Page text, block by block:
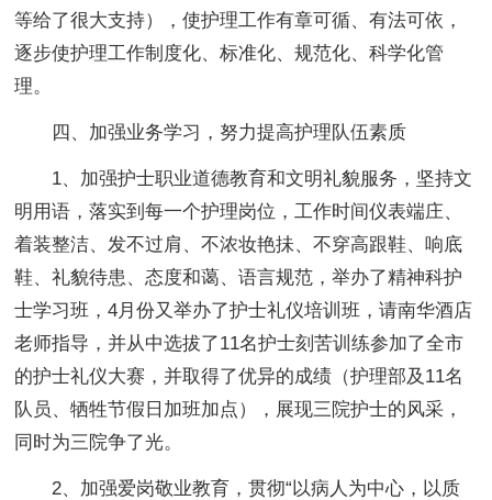
等给了很大支持），使护理工作有章可循、有法可依，
逐步使护理工作制度化、标准化、规范化、科学化管
理。
四、加强业务学习，努力提高护理队伍素质
1、加强护士职业道德教育和文明礼貌服务，坚持文
明用语，落实到每一个护理岗位，工作时间仪表端庄、
着装整洁、发不过肩、不浓妆艳抺、不穿高跟鞋、响底
鞋、礼貌待患、态度和蔼、语言规范，举办了精神科护
士学习班，4月份又举办了护士礼仪培训班，请南华酒店
老师指导，并从中选拔了11名护士刻苦训练参加了全市
的护士礼仪大赛，并取得了优异的成绩（护理部及11名
队员、牺牲节假日加班加点），展现三院护士的风采，
同时为三院争了光。
2、加强爱岗敬业教育，贯彻“以病人为中心，以质